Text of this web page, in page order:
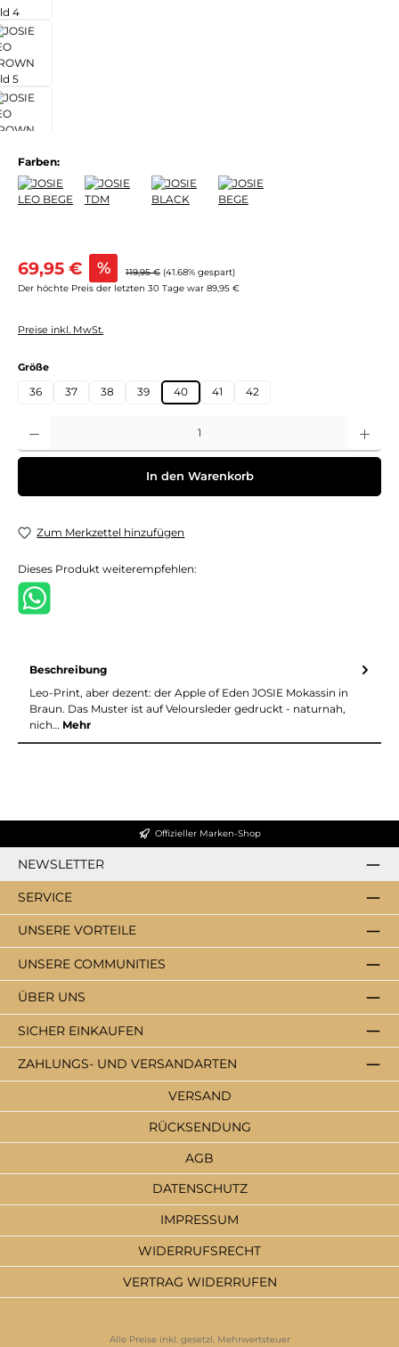
Farben:
Verkaufspreis:
69,95 € % Regulärer Preis:
119,95 € (41.68% gespart)
Der höchte Preis der letzten 30 Tage war 89,95 €
Preise inkl. MwSt.
Größeauswählen
36 37 38 39 40 41 42
In den Warenkorb
Zum Merkzettel hinzufügen
Dieses Produkt weiterempfehlen:
Beschreibung
Leo-Print, aber dezent: der Apple of Eden JOSIE Mokassin in
Braun. Das Muster ist auf Veloursleder gedruckt - naturnah,
nich… Mehr
Offizieller Marken-Shop
NEWSLETTER
SERVICE
ZAHLUNGS- UND VERSANDARTEN
ÜBER UNS
SICHER EINKAUFEN
UNSERE VORTEILE
UNSERE COMMUNITIES
VERSAND
RÜCKSENDUNG
AGB
DATENSCHUTZ
IMPRESSUM
WIDERRUFSRECHT
VERTRAG WIDERRUFEN
Alle Preise inkl. gesetzl. Mehrwertsteuer